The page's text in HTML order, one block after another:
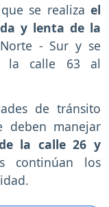
se realiza el
y lenta de la
- Sur y se
la calle 63 al
de tránsito
deben manejar
la calle 26 y
continúan los